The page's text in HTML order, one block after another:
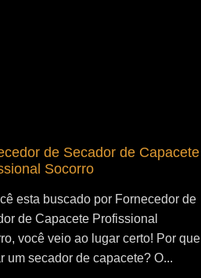
de Secador de Capacete
Socorro
esta buscado por Fornecedor de
de Capacete Profissional
você veio ao lugar certo! Por que
um secador de capacete? O...